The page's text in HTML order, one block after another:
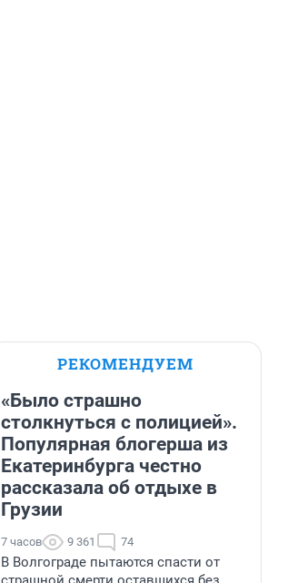
РЕКОМЕНДУЕМ
«Было страшно
столкнуться с полицией».
Популярная блогерша из
Екатеринбурга честно
рассказала об отдыхе в
Грузии
7 часов 9 361 74
В Волгограде пытаются спасти от